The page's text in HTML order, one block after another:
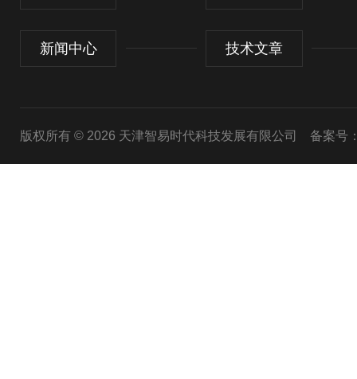
新闻中心 技术文章
版权所有 © 2026 天津智易时代科技发展有限公司 备案号